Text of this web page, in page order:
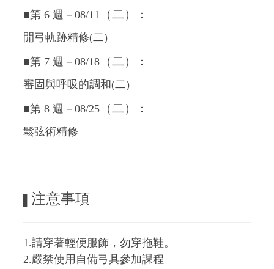
■第 6 週－08/11 （二）
：
開弓軌跡精修(二)
■第 7 週－08/18 （二）
：
審固與呼吸的調和(二)
■第 8 週－08/25 （二）
：
鬆弦術精修
注意事項
1.請穿著輕便服飾，勿穿拖鞋。
2.嚴禁使用自備弓具參加課程